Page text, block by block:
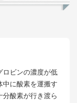
ロビンの濃度が低
中に酸素を運搬す
酸素が行き渡ら